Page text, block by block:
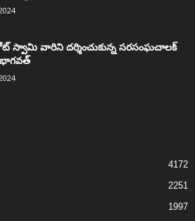
స్వామి వారిని దర్శించుకున్న సరసంఘచాలక్
4172
2251
1997